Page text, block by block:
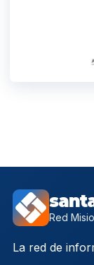
Red
La red de